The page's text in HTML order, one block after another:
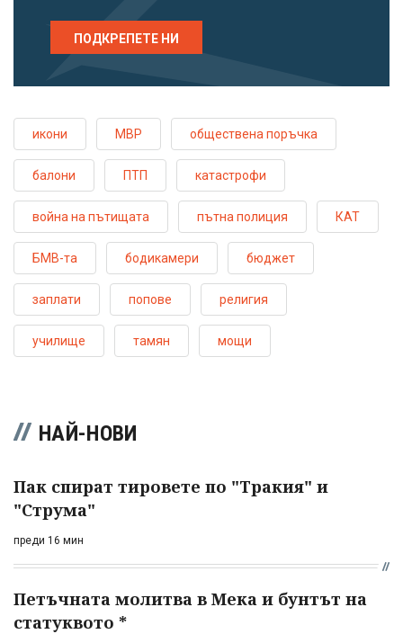
ПОДКРЕПЕТЕ НИ
икони МВР обществена поръчка
балони ПТП катастрофи
война на пътищата пътна полиция КАТ
БМВ-та бодикамери бюджет
заплати попове религия
училище тамян мощи
НАЙ-НОВИ
Пак спират тировете по "Тракия" и
"Струма"
преди 16 мин
Петъчната молитва в Мека и бунтът на
статуквото *